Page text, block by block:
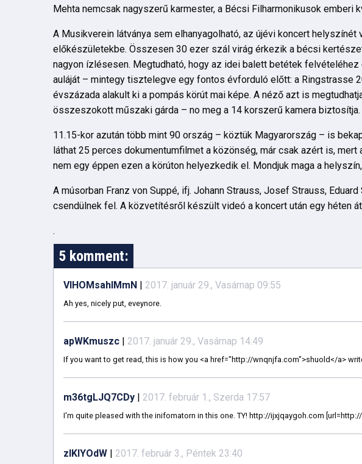
Mehta nemcsak nagyszerű karmester, a Bécsi Filharmonikusok emberi
A Musikverein látványa sem elhanyagolható, az újévi koncert
előkészületekbe. Összesen 30 ezer szál virág érkezik a bécsi
nagyon ízlésesen. Megtudható, hogy az idei balett betétek
auláját – mintegy tisztelegve egy fontos évforduló előtt: a Ringstrasse
évszázada alakult ki a pompás körút mai képe. A néző azt is
összeszokott műszaki gárda – no meg a 14 korszerű kamera biztosítja.
11.15-kor azután több mint 90 ország – köztük Magyarország – is
láthat 25 perces dokumentumfilmet a közönség, már csak azért is,
nem egy éppen ezen a körúton helyezkedik el. Mondjuk maga a
A músorban Franz von Suppé, ifj. Johann Strauss, Josef Strauss,
csendülnek fel. A közvetítésről készült videó a koncert után egy héten
.
5 komment:
VIHOMsahIMmN | 2017. január 29., Vasárnap 09:55
Ah yes, nicely put, eveynore.
apWKmuszc | 2017. január 29., Vasárnap 14:49
If you want to get read, this is how you <a href="http://wnqnjfa.com">shuold</a>
m36tgLJQ7CDy | 2017. február 1., Szerda 17:57
I'm quite pleased with the inifomatorn in this one. TY! http://ijxjqaygoh.com
zlKIYOdW | 2017. február 3., Péntek 23:40